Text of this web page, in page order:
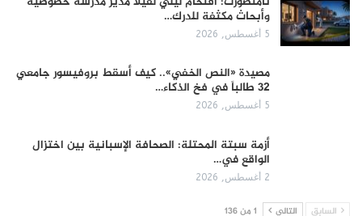
وأبحاث مكثفة للدرك…
5 أغسطس, 2026
مصيدة «النص الخفي».. كيف أسقط بروفيسور جامعي
32 طالباً في فخ الذكاء…
5 أغسطس, 2026
أزمة سبتة المحتلة: الصحافة الإسبانية بين اختزال
الواقع في…
2 أغسطس, 2026
السابق التالي 1 من 136